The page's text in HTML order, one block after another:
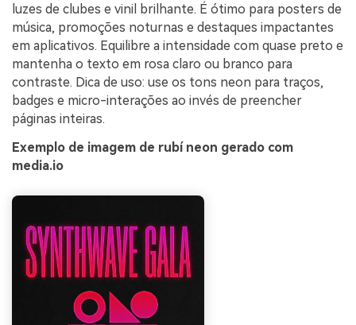
luzes de clubes e vinil brilhante. É ótimo para posters de
música, promoções noturnas e destaques impactantes
em aplicativos. Equilibre a intensidade com quase preto e
mantenha o texto em rosa claro ou branco para
contraste. Dica de uso: use os tons neon para traços,
badges e micro-interações ao invés de preencher
páginas inteiras.
Exemplo de imagem de rubí neon gerado com
media.io